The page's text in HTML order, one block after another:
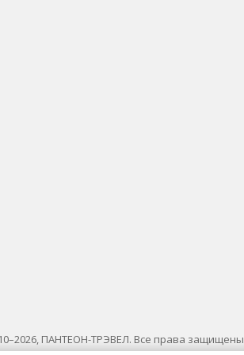
ПАНТЕОН-ТРЭВЕЛ. Все права защищены